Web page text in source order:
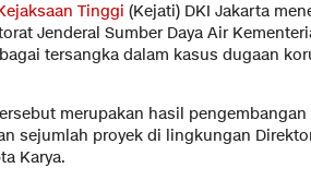
Tinggi (Kejati) DKI Jakarta
Jenderal Sumber Daya Air
tersangka dalam kasus dugaan
merupakan hasil
sejumlah proyek di lingkungan
Karya.